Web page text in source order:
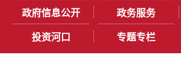
政府信息公开 政务服务
投资河口 专题专栏